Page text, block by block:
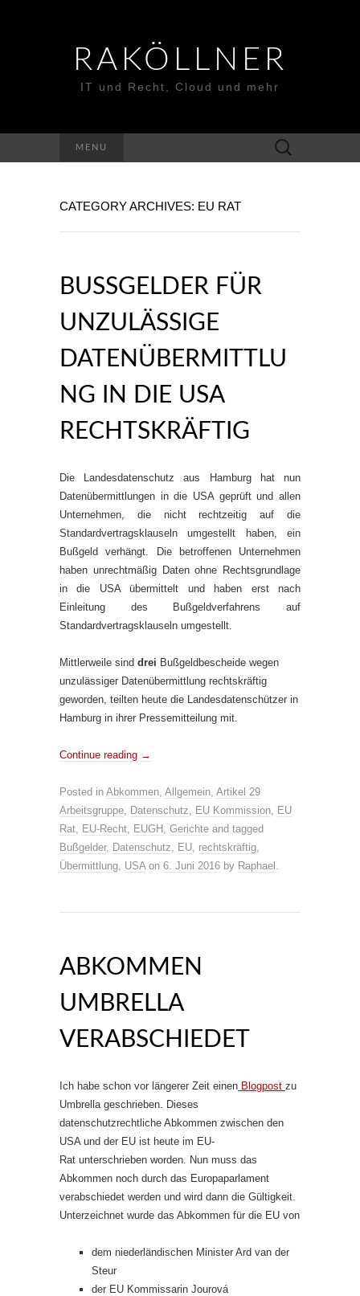
RAKÖLLNER
IT und Recht, Cloud und mehr
MENU
Suchen
nach:
CATEGORY ARCHIVES: EU RAT
BUSSGELDER FÜR U
NZULÄSSIGE D
ATENÜBERMITTLUN
G IN DIE USA R
ECHTSKRÄFTIG
Die Landesdatenschutz aus Hamburg hat nun
Datenübermittlungen in die USA geprüft und allen
Unternehmen, die nicht rechtzeitig auf die
Standardvertragsklauseln umgestellt haben, ein
Bußgeld verhängt. Die betroffenen Unternehmen
haben unrechtmäßig Daten ohne Rechtsgrundlage
in die USA übermittelt und haben erst nach
Einleitung des Bußgeldverfahrens auf
Standardvertragsklauseln umgestellt.
Mittlerweile sind drei Bußgeldbescheide wegen
unzulässiger Datenübermittlung rechtskräftig
geworden, teilten heute die Landesdatenschützer in
Hamburg in ihrer Pressemitteilung mit.
Continue reading →
Posted in Abkommen, Allgemein, Artikel 29
Arbeitsgruppe, Datenschutz, EU Kommission, EU
Rat, EU-Recht, EUGH , Gerichte and tagged
Bußgelder, Datenschutz, EU, rechtskräftig,
Übermittlung, USAon 6. Juni 2016 by Raphael .
ABKOMMEN
UMBRELLA
VERABSCHIEDET
Ich habe schon vor längerer Zeit einen Blogpost zu
Umbrella geschrieben. Dieses
datenschutzrechtliche Abkommen zwischen den
USA und der EU ist heute im EU-
Rat unterschrieben worden. Nun muss das
Abkommen noch durch das Europaparlament
verabschiedet werden und wird dann die Gültigkeit.
Unterzeichnet wurde das Abkommen für die EU von
dem niederländischen Minister Ard van der
Steur
der EU Kommissarin Jourová